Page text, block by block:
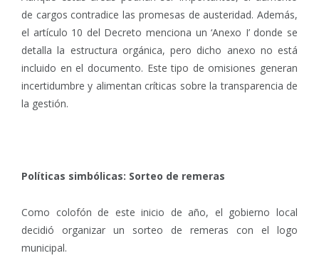
de cargos contradice las promesas de austeridad. Además,
el artículo 10 del Decreto menciona un ‘Anexo I’ donde se
detalla la estructura orgánica, pero dicho anexo no está
incluido en el documento. Este tipo de omisiones generan
incertidumbre y alimentan críticas sobre la transparencia de
la gestión.
Políticas simbólicas: Sorteo de remeras
Como colofón de este inicio de año, el gobierno local
decidió organizar un sorteo de remeras con el logo
municipal.